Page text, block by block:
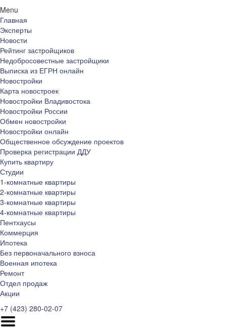
Menu
Главная
Эксперты
Новости
Рейтинг застройщиков
Недобросовестные застройщики
Выписка из ЕГРН онлайн
Новостройки
Карта новостроек
Новостройки Владивостока
Новостройки России
Обмен новостройки
Новостройки онлайн
Общественное обсуждение проектов
Проверка регистрации ДДУ
Купить квартиру
Студии
1-комнатные квартиры
2-комнатные квартиры
3-комнатные квартиры
4-комнатные квартиры
Пентхаусы
Коммерция
Ипотека
Без первоначального взноса
Военная ипотека
Ремонт
Отдел продаж
Акции
+7 (423) 280-02-07